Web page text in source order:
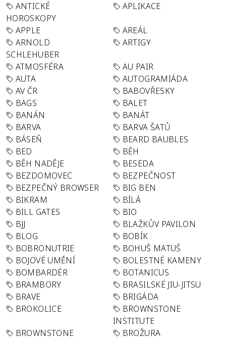
ANTICKÉ
HOROSKOPY
APLIKACE
APPLE
AREÁL
ARNOLD
SCHLEHUBER
ARTIGY
ATMOSFÉRA
AU PAIR
AUTA
AUTOGRAMIÁDA
AV ČR
BABOVŘESKY
BAGS
BALET
BANÁN
BANÁT
BARVA
BARVA ŠATŮ
BÁSEŇ
BEARD BAUBLES
BED
BĚH
BĚH NADĚJE
BESEDA
BEZDOMOVEC
BEZPEČNOST
BEZPEČNÝ BROWSER
BIG BEN
BIKRAM
BÍLÁ
BILL GATES
BIO
BJJ
BLAŽKŮV PAVILON
BLOG
BOBÍK
BOBRONUTRIE
BOHUŠ MATUŠ
BOJOVÉ UMĚNÍ
BOLESTNÉ KAMENY
BOMBARDÉR
BOTANICUS
BRAMBORY
BRASILSKÉ JIU-JITSU
BRAVE
BRIGÁDA
BROKOLICE
BROWNSTONE
INSTITUTE
BROWNSTONE
BROŽURA